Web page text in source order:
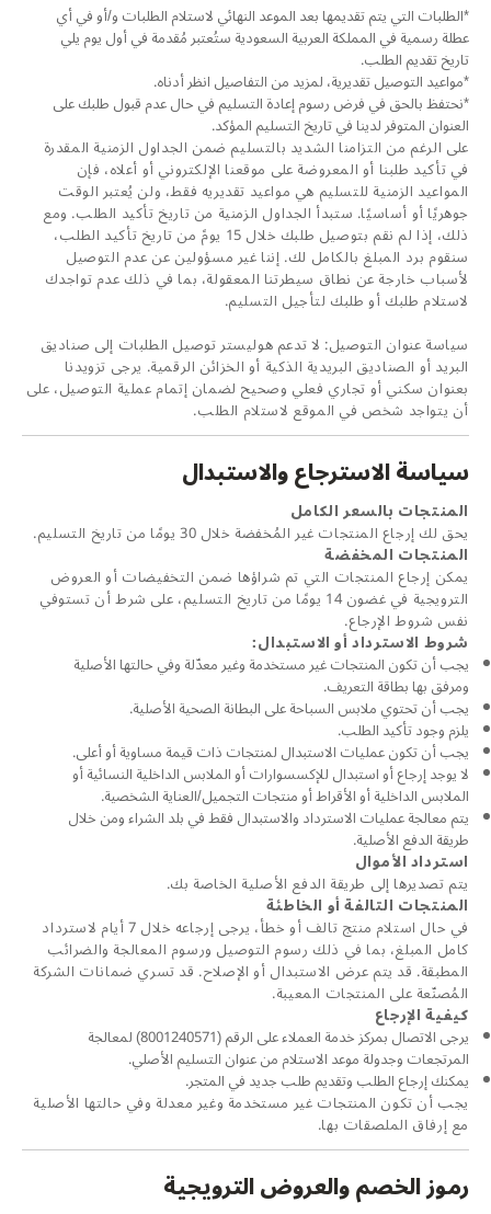
*الطلبات التي يتم تقديمها بعد الموعد النهائي لاستلام الطلبات و/أو في أي
عطلة رسمية في المملكة العربية السعودية ستُعتبر مُقدمة في أول يوم يلي
تاريخ تقديم الطلب.
*مواعيد التوصيل تقديرية، لمزيد من التفاصيل انظر أدناه.
*نحتفظ بالحق في فرض رسوم إعادة التسليم في حال عدم قبول طلبك على
العنوان المتوفر لدينا في تاريخ التسليم المؤكد.
على الرغم من التزامنا الشديد بالتسليم ضمن الجداول الزمنية المقدرة
في تأكيد طلبنا أو المعروضة على موقعنا الإلكتروني أو أعلاه، فإن
المواعيد الزمنية للتسليم هي مواعيد تقديريه فقط، ولن يُعتبر الوقت
جوهريًا أو أساسيًا. ستبدأ الجداول الزمنية من تاريخ تأكيد الطلب. ومع
ذلك، إذا لم نقم بتوصيل طلبك خلال 15 يومً من تاريخ تأكيد الطلب،
سنقوم برد المبلغ بالكامل لك. إننا غير مسؤولين عن عدم التوصيل
لأسباب خارجة عن نطاق سيطرتنا المعقولة، بما في ذلك عدم تواجدك
لاستلام طلبك أو طلبك لتأجيل التسليم.
سياسة عنوان التوصيل: لا تدعم هوليستر توصيل الطلبات إلى صناديق
البريد أو الصناديق البريدية الذكية أو الخزائن الرقمية. يرجى تزويدنا
بعنوان سكني أو تجاري فعلي وصحيح لضمان إتمام عملية التوصيل، على
أن يتواجد شخص في الموقع لاستلام الطلب.
سياسة الاسترجاع والاستبدال
المنتجات بالسعر الكامل
يحق لك إرجاع المنتجات غير المُخفضة خلال 30 يومًا من تاريخ التسليم.
المنتجات المخفضة
يمكن إرجاع المنتجات التي تم شراؤها ضمن التخفيضات أو العروض
الترويجية في غضون 14 يومًا من تاريخ التسليم، على شرط أن تستوفي
نفس شروط الإرجاع.
شروط الاسترداد أو الاستبدال:
يجب أن تكون المنتجات غير مستخدمة وغير معدّلة وفي حالتها الأصلية
ومرفق بها بطاقة التعريف.
يجب أن تحتوي ملابس السباحة على البطانة الصحية الأصلية.
يلزم وجود تأكيد الطلب.
يجب أن تكون عمليات الاستبدال لمنتجات ذات قيمة مساوية أو أعلى.
لا يوجد إرجاع أو استبدال للإكسسوارات أو الملابس الداخلية النسائية أو
الملابس الداخلية أو الأقراط أو منتجات التجميل/العناية الشخصية.
يتم معالجة عمليات الاسترداد والاستبدال فقط في بلد الشراء ومن خلال
طريقة الدفع الأصلية.
استرداد الأموال
يتم تصديرها إلى طريقة الدفع الأصلية الخاصة بك.
المنتجات التالفة أو الخاطئة
في حال استلام منتج تالف أو خطأ، يرجى إرجاعه خلال 7 أيام لاسترداد
كامل المبلغ، بما في ذلك رسوم التوصيل ورسوم المعالجة والضرائب
المطبقة. قد يتم عرض الاستبدال أو الإصلاح. قد تسري ضمانات الشركة
المُصنّعة على المنتجات المعيبة.
كيفية الإرجاع
يرجى الاتصال بمركز خدمة العملاء على الرقم (8001240571) لمعالجة
المرتجعات وجدولة موعد الاستلام من عنوان التسليم الأصلي.
يمكنك إرجاع الطلب وتقديم طلب جديد في المتجر.
يجب أن تكون المنتجات غير مستخدمة وغير معدلة وفي حالتها الأصلية
مع إرفاق الملصقات بها.
رموز الخصم والعروض الترويجية